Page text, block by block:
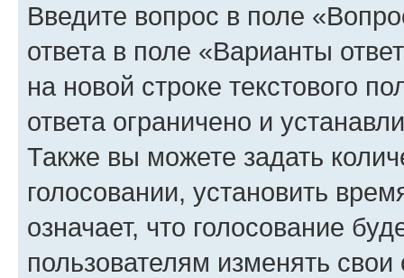
Введите вопрос в поле
ответа в поле «Варианты
на новой строке текстового
ответа ограничено и
Также вы можете задать
голосовании, установить
означает, что голосование
пользователям изменять свои